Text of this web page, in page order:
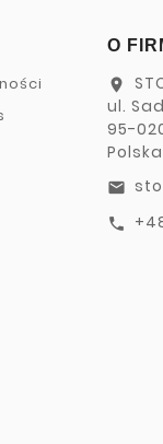
O
location_on
ul.
95-
Polska
email
call